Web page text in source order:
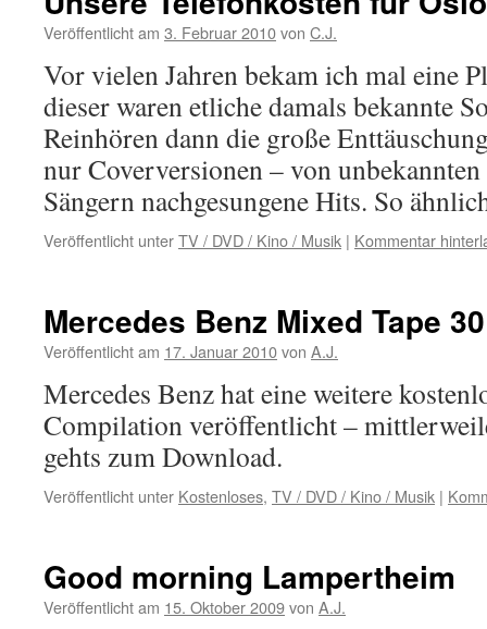
Veröffentlicht am 3. Februar 2010von C.J.
Vor vielen Jahren bekam ich mal eine
dieser waren etliche damals bekannte
Reinhören dann die große
nur Coverversionen – von
Sängern nachgesungene Hits. So
Veröffentlicht unterTV / DVD / Kino / Musik | Kommentar
Mercedes Benz Mixed Tape 30
Veröffentlicht am 17. Januar 2010von A.J.
Mercedes Benz hat eine weitere
Compilation veröffentlicht –
gehts zum Download.
Veröffentlicht unter Kostenloses, TV / DVD / Kino / Musik |
Good morning Lampertheim
Veröffentlicht am 15. Oktober 2009von A.J.